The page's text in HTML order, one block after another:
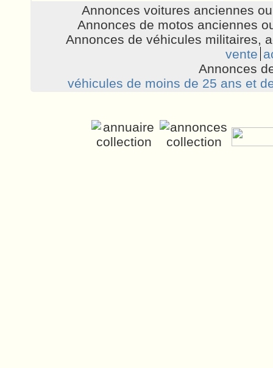
Annonces voitures anciennes
Annonces de motos anciennes
Annonces de véhicules militaires,
vente
Annonces
véhicules de moins de 25 ans et